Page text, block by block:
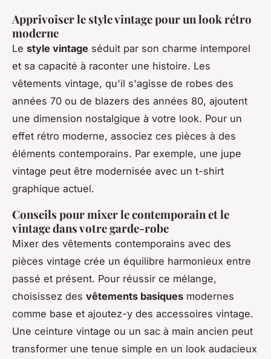
Apprivoiser le style vintage pour un look rétro
moderne
Le style vintage séduit par son charme intemporel
et sa capacité à raconter une histoire. Les
vêtements vintage, qu'il s'agisse de robes des
années 70 ou de blazers des années 80, ajoutent
une dimension nostalgique à votre look. Pour un
effet rétro moderne, associez ces pièces à des
éléments contemporains. Par exemple, une jupe
vintage peut être modernisée avec un t-shirt
graphique actuel.
Conseils pour mixer le contemporain et le
vintage dans votre garde-robe
Mixer des vêtements contemporains avec des
pièces vintage crée un équilibre harmonieux entre
passé et présent. Pour réussir ce mélange,
choisissez des vêtements basiques modernes
comme base et ajoutez-y des accessoires vintage.
Une ceinture vintage ou un sac à main ancien peut
transformer une tenue simple en un look audacieux